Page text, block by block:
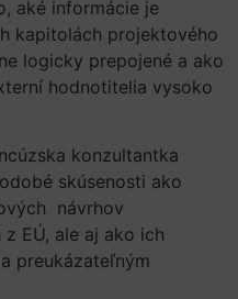
aké informácie je
kapitolách projektového
logicky prepojené a ako
hodnotitelia vysoko
konzultantka
skúsenosti ako
návrhov
EÚ, ale aj ako ich
preukázateľným